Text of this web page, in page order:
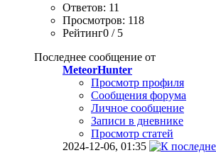
Ответов: 11
Просмотров: 118
Рейтинг0 / 5
Последнее сообщение от
MeteorHunter
Просмотр профиля
Сообщения форума
Личное сообщение
Записи в дневнике
Просмотр статей
2024-12-06, 01:35